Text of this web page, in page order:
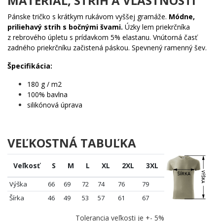
🐾 Každému milovníkovi anglického setra, ktorý vie, že
tento psík je viac ako len lovecký spoločník
🔥 Fanúšikom odvážnych a dynamických motívov, ktoré
neprechádzajú bez povšimnutia
🌟 Ľuďom, ktorí chcú vyjadriť svoju lásku k psom štýlovo a
s charakterom
ktorý má už všetko
Nedaj sa zastaviť nudnými motívmi. Tento setter ide naplno – a ty
by si mal tiež. Pridaj ho do košíka skôr, než sa stratí v plameňoch.
Pánske tričko s krátkym rukávom vyššej gramáže. Módne,
priliehavý strih s bočnými švami. Úzky lem priekrčníka
z rebrového úpletu s prídavkom 5% elastanu. Vnútorná časť
zadného priekrčníku začistená páskou. Spevnený ramenný šev.
Špecifikácia:
180 g / m2
100% bavlna
silikónová úprava
VEĽKOSTNÁ TABUĽKA
Veľkosť S M L XL 2XL 3XL
Výška 66 69 72 74 76
79
Šírka
46 49 53 57 61 67
Tolerancia veľkosti je +- 5%